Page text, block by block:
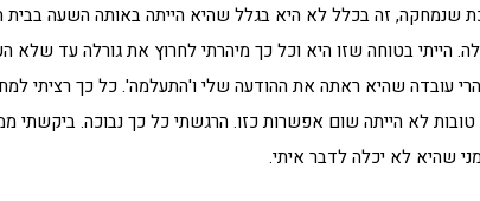
שנמחקה, זה בכלל לא היא בגלל שהיא הייתה באותה השעה בבית
הייתי בטוחה שזו היא וכל כך מיהרתי לחרוץ את גורלה עד שלא
עובדה שהיא ראתה את ההודעה שלי ו'התעלמה'. כל כך רציתי
לא הייתה שום אפשרות כזו. הרגשתי כל כך נבוכה. ביקשתי
שהיא לא יכלה לדבר איתי.